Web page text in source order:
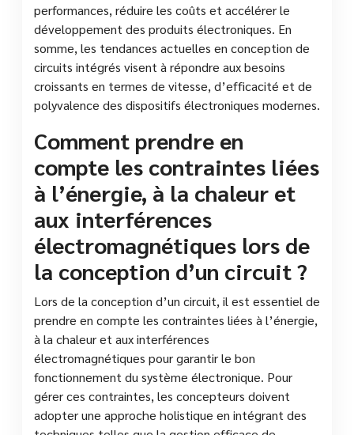
performances, réduire les coûts et accélérer le
développement des produits électroniques. En
somme, les tendances actuelles en conception de
circuits intégrés visent à répondre aux besoins
croissants en termes de vitesse, d’efficacité et de
polyvalence des dispositifs électroniques modernes.
Comment prendre en
compte les contraintes liées
à l’énergie, à la chaleur et
aux interférences
électromagnétiques lors de
la conception d’un circuit ?
Lors de la conception d’un circuit, il est essentiel de
prendre en compte les contraintes liées à l’énergie,
à la chaleur et aux interférences
électromagnétiques pour garantir le bon
fonctionnement du système électronique. Pour
gérer ces contraintes, les concepteurs doivent
adopter une approche holistique en intégrant des